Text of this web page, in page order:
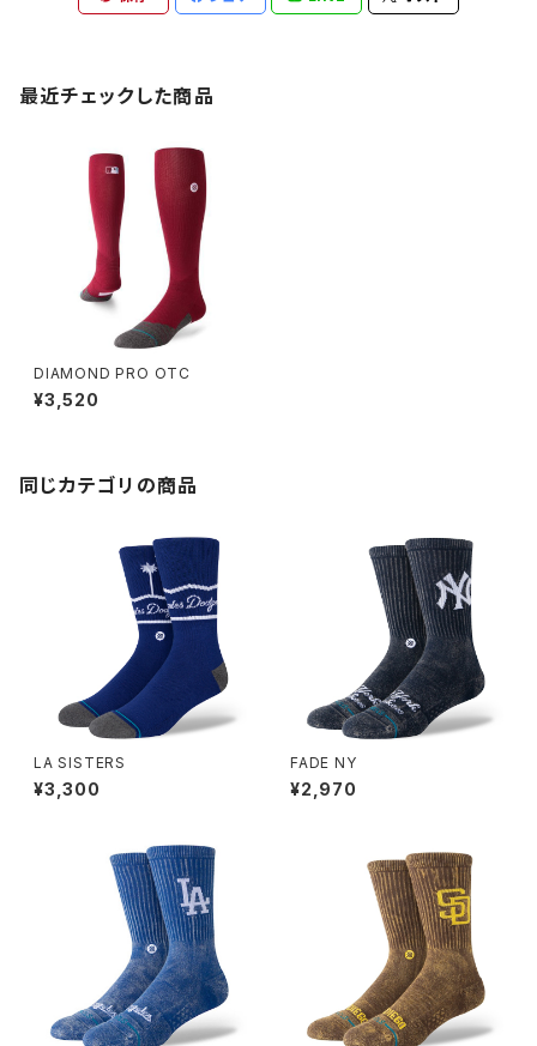
最近チェックした商品
DIAMOND PRO OTC
¥3,520
同じカテゴリの商品
LA SISTERS
¥3,300
FADE NY
¥2,970